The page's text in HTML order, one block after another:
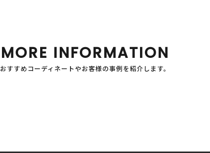
MORE INFORMATION
おすすめコーディネートやお客様の事例を紹介します。